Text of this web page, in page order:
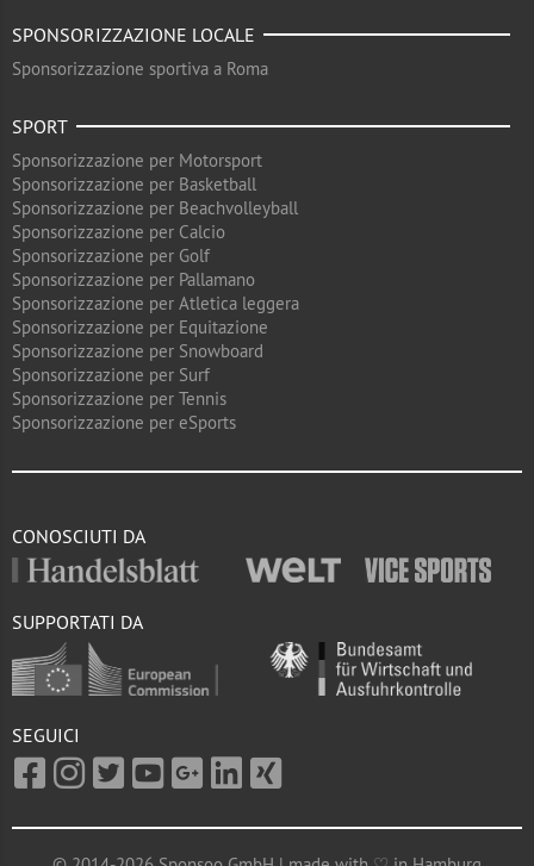
SPONSORIZZAZIONE LOCALE
Sponsorizzazione sportiva a Roma
SPORT
Sponsorizzazione per Motorsport
Sponsorizzazione per Basketball
Sponsorizzazione per Beachvolleyball
Sponsorizzazione per Calcio
Sponsorizzazione per Golf
Sponsorizzazione per Pallamano
Sponsorizzazione per Atletica leggera
Sponsorizzazione per Equitazione
Sponsorizzazione per Snowboard
Sponsorizzazione per Surf
Sponsorizzazione per Tennis
Sponsorizzazione per eSports
CONOSCIUTI DA
SUPPORTATI DA
SEGUICI